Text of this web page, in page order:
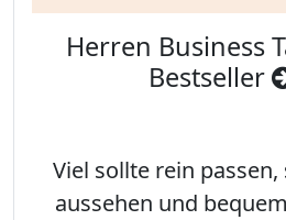
Herren Business
Bestseller
Viel sollte rein
aussehen und